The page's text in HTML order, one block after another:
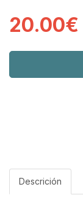
20.00€
Descrición